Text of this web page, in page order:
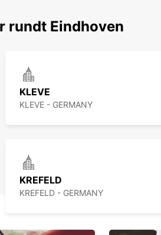
rundt Eindhoven
KLEVE
KLEVE - GERMANY
KREFELD
KREFELD - GERMANY